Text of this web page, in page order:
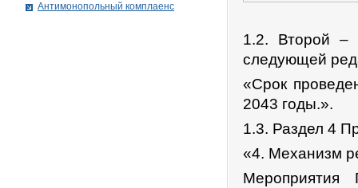
1.2. Второй –
следующей
«Срок
2043 годы.».
1.3. Раздел 4
«4. Механизм
Мероприятия
Антимонопольный комплаенс